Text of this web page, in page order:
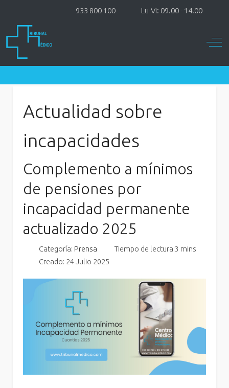
933 800 100 Lu-Vi: 09.00 - 14.00
Off-
Actualidad sobre
incapacidades
Complemento a mínimos
de pensiones por
incapacidad permanente
actualizado 2025
Categoría: Prensa
Tiempo de lectura:3 mins
Creado: 24 Julio 2025